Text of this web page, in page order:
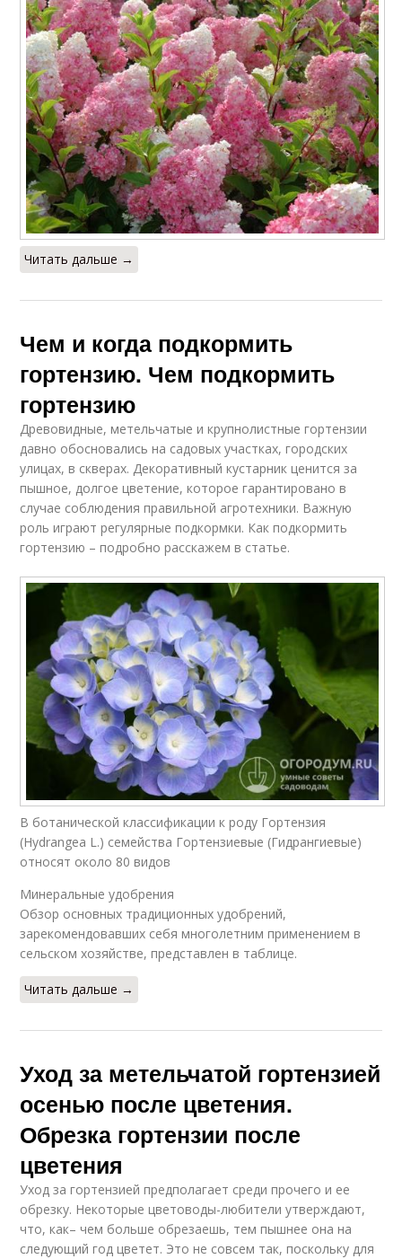
Читать дальше →
Чем и когда подкормить
гортензию. Чем подкормить
гортензию
Древовидные, метельчатые и крупнолистные гортензии
давно обосновались на садовых участках, городских
улицах, в скверах. Декоративный кустарник ценится за
пышное, долгое цветение, которое гарантировано в
случае соблюдения правильной агротехники. Важную
роль играют регулярные подкормки. Как подкормить
гортензию – подробно расскажем в статье.
В ботанической классификации к роду Гортензия
(Hydrangea L.) семейства Гортензиевые (Гидрангиевые)
относят около 80 видов
Минеральные удобрения
Обзор основных традиционных удобрений,
зарекомендовавших себя многолетним применением в
сельском хозяйстве, представлен в таблице.
Читать дальше →
Уход за метельчатой гортензией
осенью после цветения.
Обрезка гортензии после
цветения
Уход за гортензией предполагает среди прочего и ее
обрезку. Некоторые цветоводы-любители утверждают,
что, как– чем больше обрезаешь, тем пышнее она на
следующий год цветет. Это не совсем так, поскольку для